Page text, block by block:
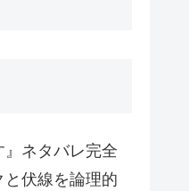
』ネタバレ完全
伏線を論理的